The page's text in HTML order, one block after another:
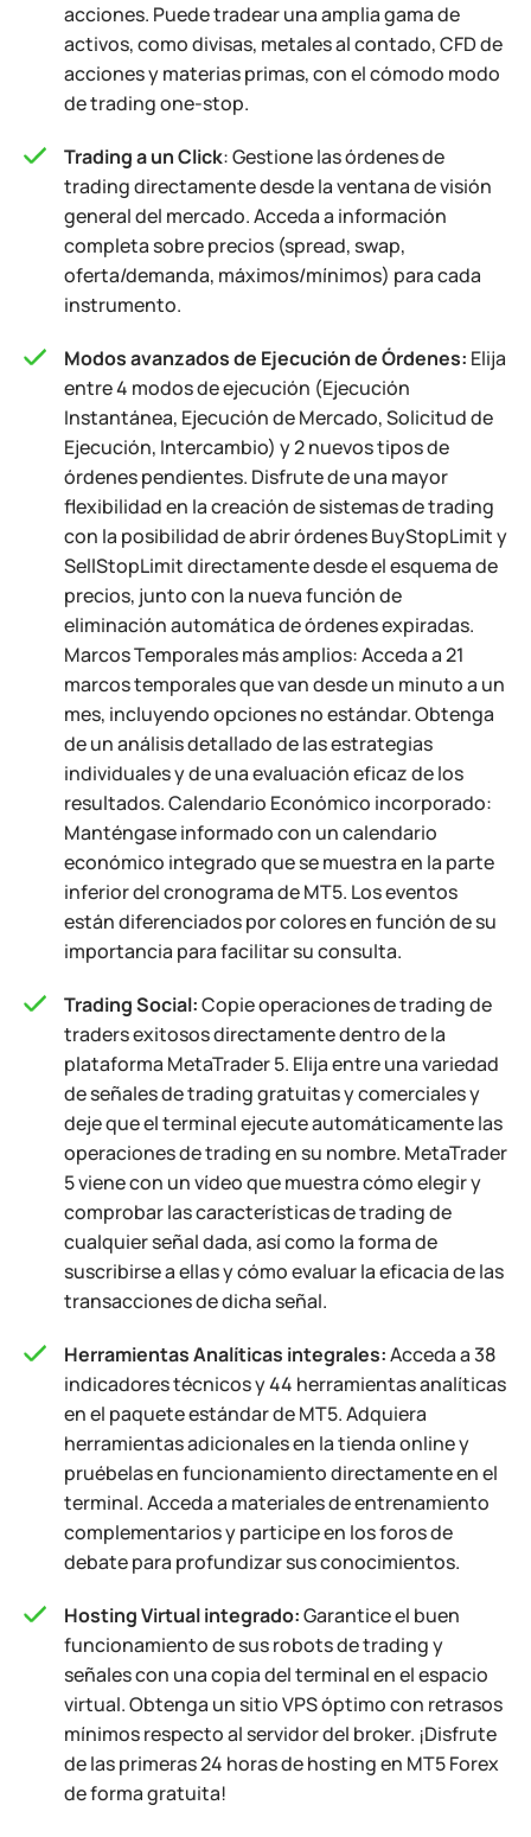
acciones. Puede tradear una amplia gama de
activos, como divisas, metales al contado, CFD de
acciones y materias primas, con el cómodo modo
de trading one-stop.
Trading a un Click: Gestione las órdenes de
trading directamente desde la ventana de visión
general del mercado. Acceda a información
completa sobre precios (spread, swap,
oferta/demanda, máximos/mínimos) para cada
instrumento.
Modos avanzados de Ejecución de Órdenes: Elija
entre 4 modos de ejecución (Ejecución
Instantánea, Ejecución de Mercado, Solicitud de
Ejecución, Intercambio) y 2 nuevos tipos de
órdenes pendientes. Disfrute de una mayor
flexibilidad en la creación de sistemas de trading
con la posibilidad de abrir órdenes BuyStopLimit y
SellStopLimit directamente desde el esquema de
precios, junto con la nueva función de
eliminación automática de órdenes expiradas.
Marcos Temporales más amplios: Acceda a 21
marcos temporales que van desde un minuto a un
mes, incluyendo opciones no estándar. Obtenga
de un análisis detallado de las estrategias
individuales y de una evaluación eficaz de los
resultados. Calendario Económico incorporado:
Manténgase informado con un calendario
económico integrado que se muestra en la parte
inferior del cronograma de MT5. Los eventos
están diferenciados por colores en función de su
importancia para facilitar su consulta.
Trading Social:Copie operaciones de trading de
traders exitosos directamente dentro de la
plataforma MetaTrader 5. Elija entre una variedad
de señales de trading gratuitas y comerciales y
deje que el terminal ejecute automáticamente las
operaciones de trading en su nombre. MetaTrader
5 viene con un vídeo que muestra cómo elegir y
comprobar las características de trading de
cualquier señal dada, así como la forma de
suscribirse a ellas y cómo evaluar la eficacia de las
transacciones de dicha señal.
Herramientas Analíticas integrales:Acceda a 38
indicadores técnicos y 44 herramientas analíticas
en el paquete estándar de MT5. Adquiera
herramientas adicionales en la tienda online y
pruébelas en funcionamiento directamente en el
terminal. Acceda a materiales de entrenamiento
complementarios y participe en los foros de
debate para profundizar sus conocimientos.
Hosting Virtual integrado:Garantice el buen
funcionamiento de sus robots de trading y
señales con una copia del terminal en el espacio
virtual. Obtenga un sitio VPS óptimo con retrasos
mínimos respecto al servidor del broker. ¡Disfrute
de las primeras 24 horas de hosting en MT5 Forex
de forma gratuita!